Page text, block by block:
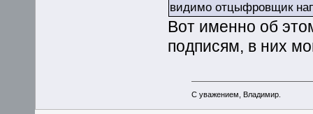
видимо отцыфровщик
Вот именно об
подписям, в них
С уважением, Владимир.